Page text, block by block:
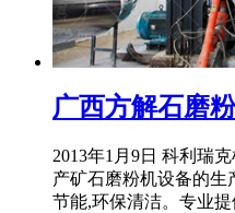
广西方解石磨
2013年1月9日 科利瑞
产矿石磨粉机设备的生
节能,环保清洁。专业